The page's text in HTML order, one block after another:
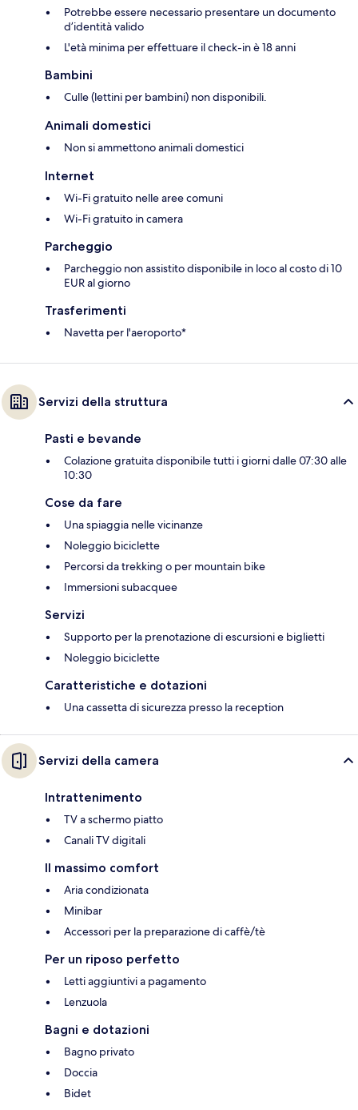
Potrebbe essere necessario presentare un documento
d’identità valido
L'età minima per effettuare il check-in è 18 anni
Bambini
Culle (lettini per bambini) non disponibili.
Animali domestici
Non si ammettono animali domestici
Internet
Wi-Fi gratuito nelle aree comuni
Wi-Fi gratuito in camera
Parcheggio
Parcheggio non assistito disponibile in loco al costo di 10
EUR al giorno
Trasferimenti
Navetta per l'aeroporto*
Servizi della struttura
Pasti e bevande
Colazione gratuita disponibile tutti i giorni dalle 07:30 alle
10:30
Cose da fare
Una spiaggia nelle vicinanze
Noleggio biciclette
Percorsi da trekking o per mountain bike
Immersioni subacquee
Servizi
Supporto per la prenotazione di escursioni e biglietti
Noleggio biciclette
Caratteristiche e dotazioni
Una cassetta di sicurezza presso la reception
Servizi della camera
Intrattenimento
TV a schermo piatto
Canali TV digitali
Il massimo comfort
Aria condizionata
Minibar
Accessori per la preparazione di caffè/tè
Per un riposo perfetto
Letti aggiuntivi a pagamento
Lenzuola
Bagni e dotazioni
Bagno privato
Doccia
Bidet